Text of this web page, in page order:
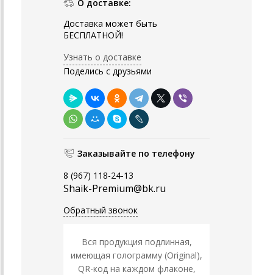
О доставке:
Доставка может быть
БЕСПЛАТНОЙ!
Узнать о доставке
Поделись с друзьями
Заказывайте по телефону
8 (967) 118-24-13
Shaik-Premium@bk.ru
Обратный звонок
Вся продукция подлинная,
имеющая голограмму (Original),
QR-код на каждом флаконе,